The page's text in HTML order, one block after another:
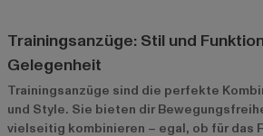
Trainingsanzüge: Stil und
Gelegenheit
Trainingsanzüge sind die perfekte
und Style. Sie bieten dir
vielseitig kombinieren – egal, ob für das